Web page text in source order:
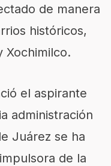
de manera
históricos,
Xochimilco.
el aspirante
administración
Juárez se ha
de la